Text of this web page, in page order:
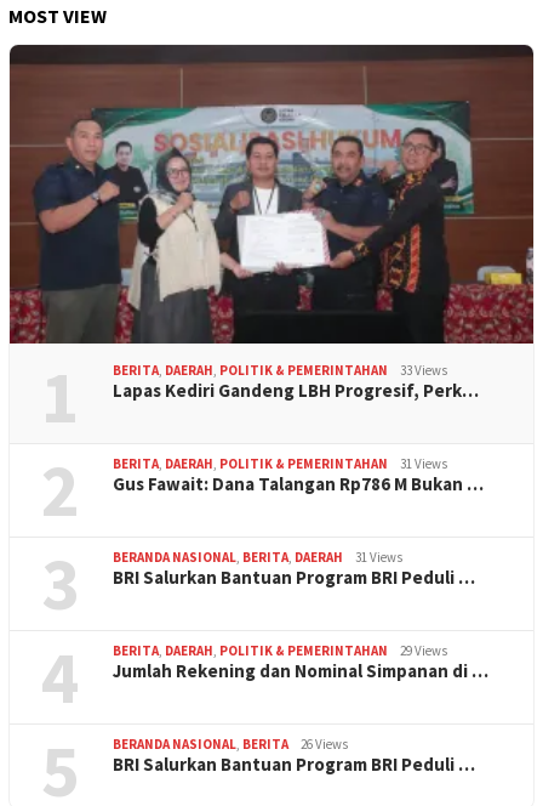
MOST VIEW
1 BERITA, DAERAH, POLITIK & PEMERINTAHAN 33 Views
Lapas Kediri Gandeng LBH Progresif, Perk…
2 BERITA, DAERAH, POLITIK & PEMERINTAHAN 31 Views
Gus Fawait: Dana Talangan Rp786 M Bukan …
3 BERANDA NASIONAL, BERITA, DAERAH 31 Views
BRI Salurkan Bantuan Program BRI Peduli …
4 BERITA, DAERAH, POLITIK & PEMERINTAHAN 29 Views
Jumlah Rekening dan Nominal Simpanan di …
5 BERANDA NASIONAL, BERITA 26 Views
BRI Salurkan Bantuan Program BRI Peduli …